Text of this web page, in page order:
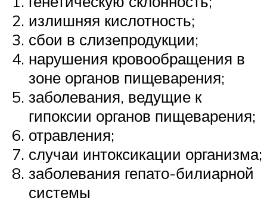
излишняя кислотность;
сбои в слизепродукции;
нарушения кровообращения в
зоне органов пищеварения;
заболевания, ведущие к
гипоксии органов пищеварения;
отравления;
случаи интоксикации организма;
заболевания гепато-билиарной
системы